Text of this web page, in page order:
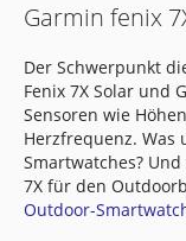
Garmin fenix
Der Schwerpunkt
Fenix 7X Solar und
Sensoren wie
Herzfrequenz. Was
Smartwatches?
7X für den
Outdoor-